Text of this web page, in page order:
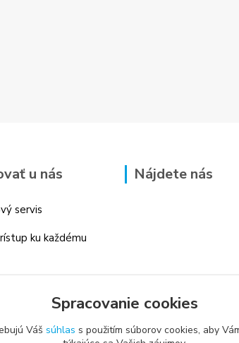
u nás
servis
ku každému
Nájdete nás
Spracovanie cookies
Váš súhlas s použitím súborov cookies, aby